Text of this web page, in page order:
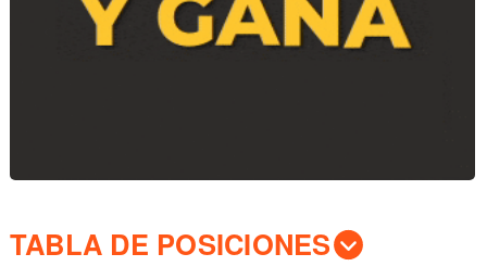
TABLA DE POSICIONES